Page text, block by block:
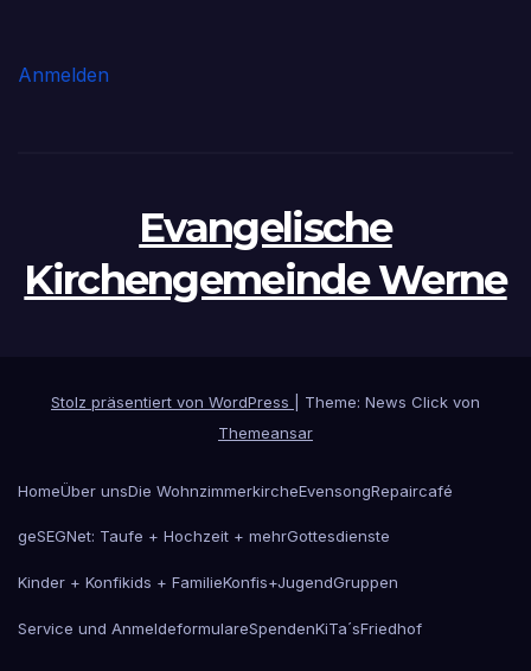
Anmelden
Evangelische
Kirchengemeinde Werne
Stolz präsentiert von WordPress
Theme: News Click von
Themeansar
HomeÜber unsDie WohnzimmerkircheEvensongRepaircafé
geSEGNet: Taufe + Hochzeit + mehrGottesdienste
Kinder + Konfikids + FamilieKonfis+JugendGruppen
Service und AnmeldeformulareSpendenKiTa´sFriedhof